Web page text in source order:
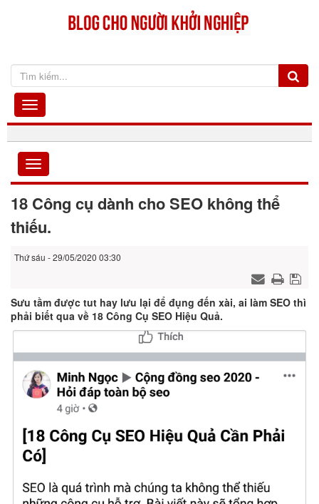
18 Công cụ dành cho SEO không thể
thiếu.
Thứ sáu - 29/05/2020 03:30
Sưu tầm được tut hay lưu lại để đụng đến xài, ai làm SEO thì
phải biết qua về 18 Công Cụ SEO Hiệu Quả.